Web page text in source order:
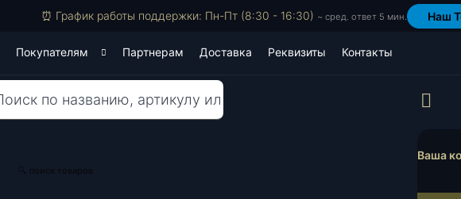
⏰ График работы поддержки: Пн-Пт (8:30 - 16:30) ~ сред. ответ 5 мин. Наш
Покупателям Партнерам Доставка Реквизиты Контакты
Поиск
🔍 поиск товаров
Ваша